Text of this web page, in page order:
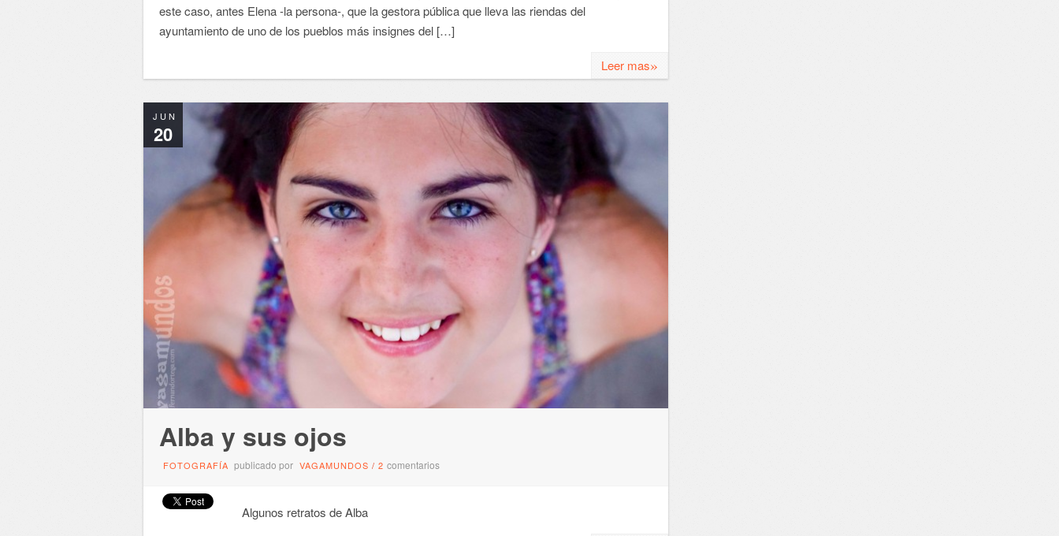
este caso, antes Elena -la persona-, que la gestora pública que lleva las riendas del
ayuntamiento de uno de los pueblos más insignes del […]
Leer mas»
JUN
20
Alba y sus ojos
FOTOGRAFÍA publicado por VAGAMUNDOS / 2 comentarios
Algunos retratos de Alba